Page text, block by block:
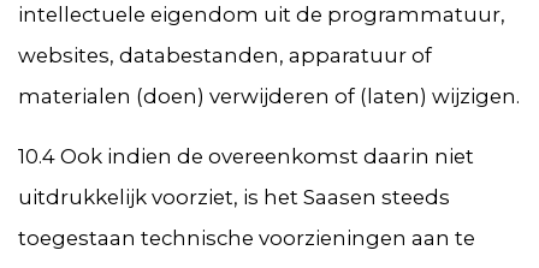
intellectuele eigendom uit de programmatuur,
websites, databestanden, apparatuur of
materialen (doen) verwijderen of (laten) wijzigen.
10.4 Ook indien de overeenkomst daarin niet
uitdrukkelijk voorziet, is het Saasen steeds
toegestaan technische voorzieningen aan te